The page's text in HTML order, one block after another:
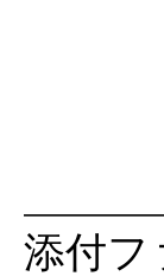
添付フ